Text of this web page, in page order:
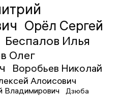
Орёл Сергей
Беспалов Илья
Олег
Воробьев Николай
Алоисович
Владимирович
Дзюба